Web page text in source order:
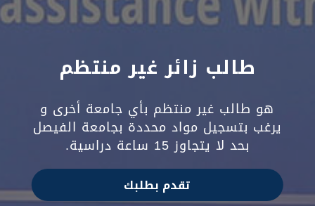
طالب زائر غير منتظم
هو طالب غير منتظم بأي جامعة أخرى و
يرغب بتسجيل مواد محددة بجامعة الفيصل
بحد لا يتجاوز 15 ساعة دراسية.
تقدم بطلبك